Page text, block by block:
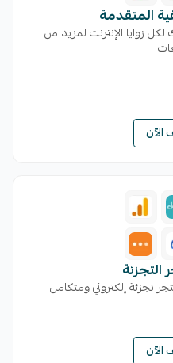
المتقدمة
زوايا الإنترنت لمزيد من
تجزئة إلكتروني ومتكامل